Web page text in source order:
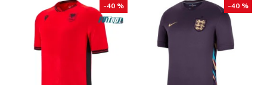
-40 % -40 %